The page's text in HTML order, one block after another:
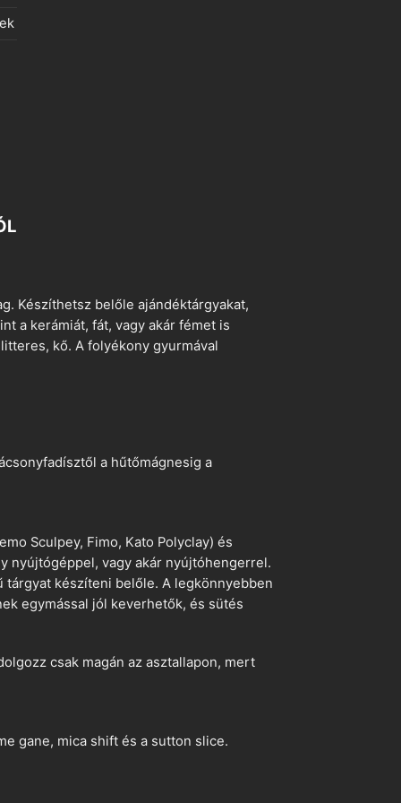
Készíthetsz belőle ajándéktárgyakat,
a kerámiát, fát, vagy akár fémet is
kő. A folyékony gyurmával
a hűtőmágnesig a
Sculpey, Fimo, Kato Polyclay) és
nyújtógéppel, vagy akár nyújtóhengerrel.
készíteni belőle. A legkönnyebben
egymással jól keverhetők, és sütés
csak magán az asztallapon, mert
gane, mica shift és a sutton slice.